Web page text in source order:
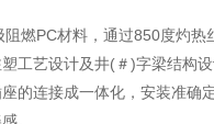
燃PC材料，通过850度灼热
工艺设计及井(＃)字梁结构
的连接成一体化，安装准确